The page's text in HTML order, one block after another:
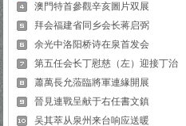
澳門特首參觀辛亥圖片双展
拜会福建省同乡会长蒋启弼
余光中洛阳桥诗在泉首发会
第五任会长丁慰慈（左）迎接丁治
蕭萬長允蒞臨將軍連緣開展
晉見連戰呈献于右任書文鎮
吴其萃从泉州来台响应送暖